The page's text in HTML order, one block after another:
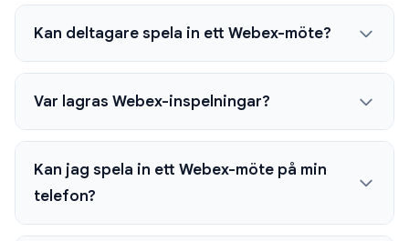
Kan deltagare spela in ett Webex-möte?
Var lagras Webex-inspelningar?
Kan jag spela in ett Webex-möte på min
telefon?